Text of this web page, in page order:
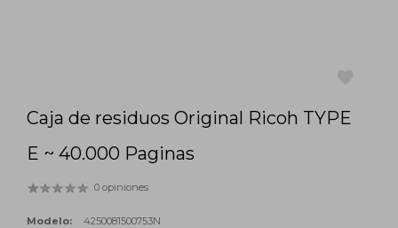
Caja de residuos Original Ricoh TYPE
E ~ 40.000 Paginas
0 opiniones
Modelo:
4250081500753N